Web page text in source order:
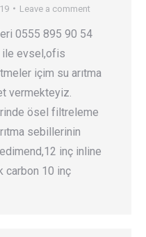
Leave a comment
0555 895 90 54
ile evsel,ofis
içim su arıtma
vermekteyiz.
ösel filtreleme
sebillerinin
inç inline
carbon 10 inç